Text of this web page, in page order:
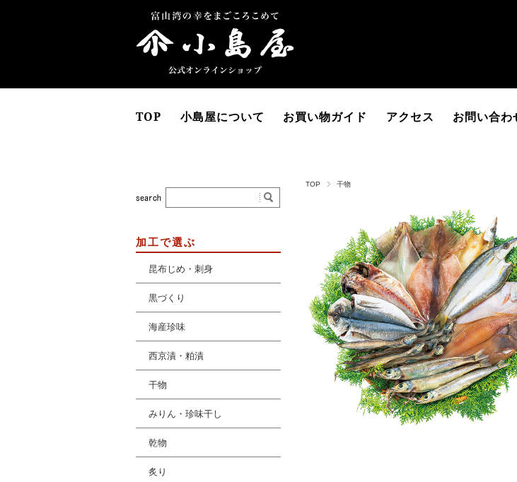
TOP 小島屋について お買い物ガイド アクセス お問い合わ
TOP 干物
加工で選ぶ
昆布じめ・刺身
黒づくり
海産珍味
西京漬・粕漬
干物
みりん・珍味干し
乾物
炙り